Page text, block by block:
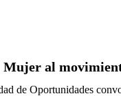
al
de Oportunidades